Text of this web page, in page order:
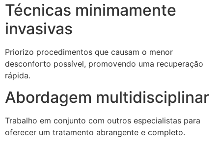
Técnicas minimamente
invasivas
Priorizo procedimentos que causam o menor
desconforto possível, promovendo uma recuperação
rápida.
Abordagem multidisciplinar
Trabalho em conjunto com outros especialistas para
oferecer um tratamento abrangente e completo.